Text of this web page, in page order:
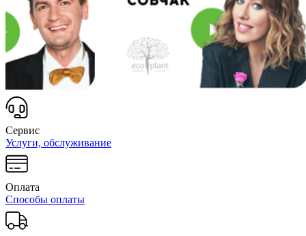
Сервис
Услуги, обслуживание
Оплата
Способы оплаты